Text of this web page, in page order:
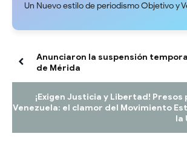
Un Nuevo estilo de periodismo Objetivo y
Anunciaron la suspensión
de Mérida
¡Exigen Justicia y Libertad! Presos
Venezuela: el clamor del Movimiento
la